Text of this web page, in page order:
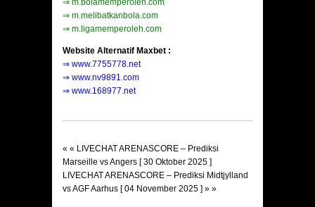
⇒ m.bolamemperoleh.com
⇒ m.melibatkanbola.com
⇒ m.ligamemperoleh.com
Website Alternatif Maxbet :
⇒ www.7755778.net
⇒ www.nv9891.com
⇒ www.168977.net
« « LIVECHAT ARENASCORE – Prediksi
Marseille vs Angers [ 30 Oktober 2025 ]
LIVECHAT ARENASCORE – Prediksi Midtjylland
vs AGF Aarhus [ 04 November 2025 ] » »